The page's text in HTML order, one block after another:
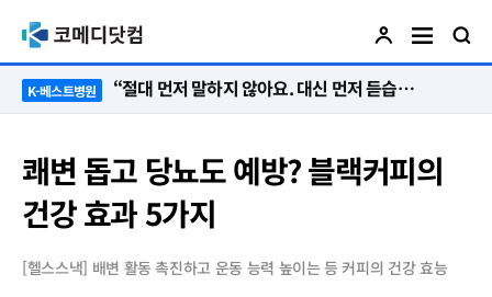
K-베스트병원 “절대 먼저 말하지 않아요. 대신 먼저 듣습니다”
쾌변 돕고 당뇨도 예방? 블랙커피의
건강 효과 5가지
[헬스스낵] 배변 활동 촉진하고 운동 능력 높이는 등 커피의 건강 효능